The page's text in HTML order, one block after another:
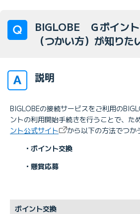
BIGLOBE Ｇポイン
（つかい方）が知りた
説明
BIGLOBEの接続サービスをご利用の
ントの利用開始手続きを行うことで、た
ント公式サイト
から以下の方法でつか
・ポイント交換
・懸賞応募
ポイント交換